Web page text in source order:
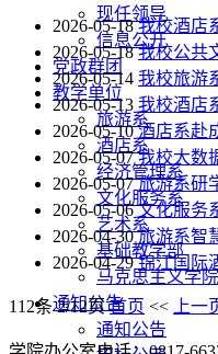
现任领导
信息公开
党政群团
教学单位
旅游系
酒店系
经济管理系
文化服务系
艺术系
基础教学部
马克思主义学院
通知公告
通知公告
2026-05-18 我校酒店
2026-05-18 我校公共
2026-05-14 我校旅游
2026-05-13 我校酒店
2026-05-10 酒店系赴
2026-05-07 我校大数
2026-05-07 旅游系研
2026-05-06 文化服务
2026-04-30 旅游系智
2026-04-29 锦江国际
112条 2/12页首页 << 上一